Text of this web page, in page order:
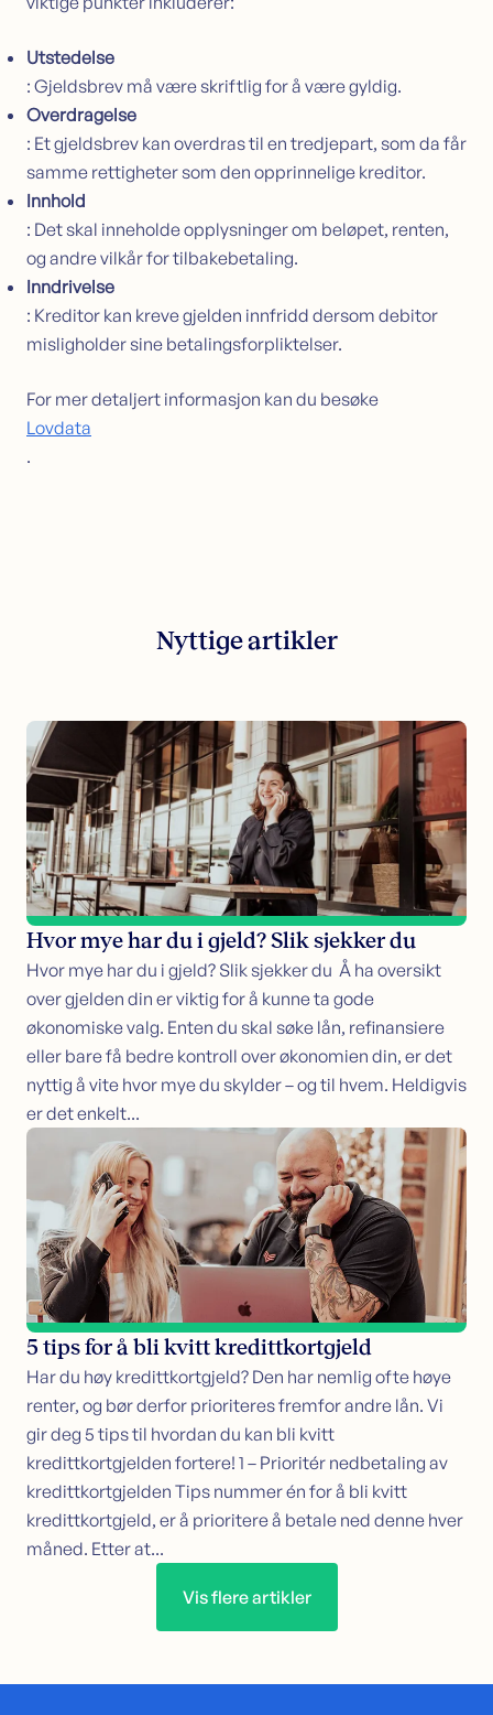
Utstedelse
: Gjeldsbrev må være skriftlig for å være gyldig.
Overdragelse
: Et gjeldsbrev kan overdras til en tredjepart, som da får
samme rettigheter som den opprinnelige kreditor.
Innhold
: Det skal inneholde opplysninger om beløpet, renten,
og andre vilkår for tilbakebetaling.
Inndrivelse
: Kreditor kan kreve gjelden innfridd dersom debitor
misligholder sine betalingsforpliktelser.
For mer detaljert informasjon kan du besøke
Lovdata
.
Nyttige artikler
Hvor mye har du i gjeld? Slik sjekker du
Hvor mye har du i gjeld? Slik sjekker du Å ha oversikt
over gjelden din er viktig for å kunne ta gode
økonomiske valg. Enten du skal søke lån, refinansiere
eller bare få bedre kontroll over økonomien din, er det
nyttig å vite hvor mye du skylder – og til hvem. Heldigvis
er det enkelt...
5 tips for å bli kvitt kredittkortgjeld
Har du høy kredittkortgjeld? Den har nemlig ofte høye
renter, og bør derfor prioriteres fremfor andre lån. Vi
gir deg 5 tips til hvordan du kan bli kvitt
kredittkortgjelden fortere! 1 – Prioritér nedbetaling av
kredittkortgjelden Tips nummer én for å bli kvitt
kredittkortgjeld, er å prioritere å betale ned denne hver
måned. Etter at...
Vis flere artikler